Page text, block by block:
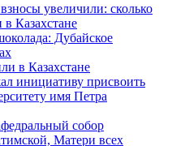
увеличили: сколько
в Казахстане
Дубайское
в Казахстане
инициативу присвоить
имя Петра
собор
Матери всех